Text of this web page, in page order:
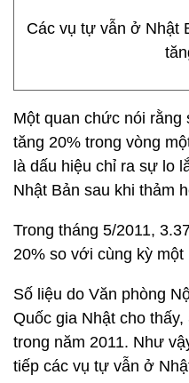
Các vụ tự vẫn ở Nhật
Một quan chức nói
tăng 20% trong vòng
là dấu hiệu chỉ ra sự lo
Nhật Bản sau khi thảm
Trong tháng 5/2011,
20% so với cùng kỳ
Số liệu do Văn phòng
Quốc gia Nhật cho
trong năm 2011. Như
tiếp các vụ tự vẫn ở